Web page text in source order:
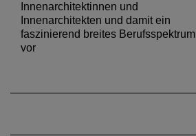
Innenarchitektinnen und
Innenarchitekten und damit ein
faszinierend breites Berufsspektrum
vor